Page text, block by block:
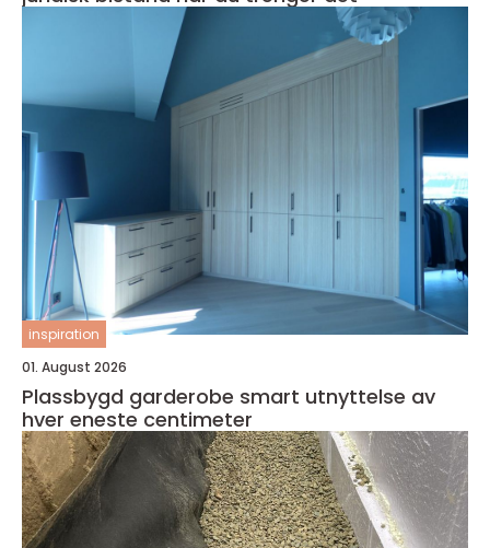
inspiration
01. August 2026
Plassbygd garderobe smart utnyttelse av
hver eneste centimeter